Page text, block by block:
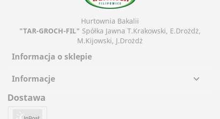
Hurtownia Bakalii
"TAR-GROCH-FIL" Spółka Jawna T.Krakowski, E.Drożdż,
M.Kijowski, J.Drożdż
Informacja o sklepie
Informacje 
Dostawa